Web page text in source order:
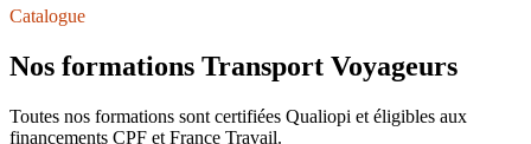
Catalogue
Nos formations Transport Voyageurs
Toutes nos formations sont certifiées Qualiopi et éligibles aux
financements CPF et France Travail.